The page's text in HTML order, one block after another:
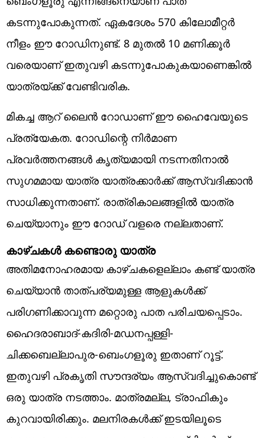
കടന്നുപോകുന്നത്. ഏകദേശം 570 കിലോമീറ്റര്‍
നീളം ഈ റോഡിനുണ്ട്. 8 മുതല്‍ 10 മണിക്കൂര്‍
വരെയാണ് ഇതുവഴി കടന്നുപോകുകയാണെങ്കില്‍
യാത്രയ്ക്ക് വേണ്ടിവരിക.
മികച്ച ആറ് ലൈന്‍ റോഡാണ് ഈ ഹൈവേയുടെ
പ്രത്യേകത. റോഡിന്റെ നിര്‍മാണ
പ്രവര്‍ത്തനങ്ങള്‍ കൃത്യമായി നടന്നതിനാല്‍
സുഗമമായ യാത്ര യാത്രക്കാര്‍ക്ക് ആസ്വദിക്കാന്‍
സാധിക്കുന്നതാണ്. രാത്രികാലങ്ങളില്‍ യാത്ര
ചെയ്യാനും ഈ റോഡ് വളരെ നല്ലതാണ്.
കാഴ്ചകള്‍ കണ്ടൊരു യാത്ര
അതിമനോഹരമായ കാഴ്ചകളെല്ലാം കണ്ട് യാത്ര
ചെയ്യാന്‍ താത്പര്യമുള്ള ആളുകള്‍ക്ക്
പരിഗണിക്കാവുന്ന മറ്റൊരു പാത പരിചയപ്പെടാം.
ഹൈദരാബാദ്-കദിരി-മഡനപ്പള്ളി-
ചിക്കബെല്ലാപുര-ബെംഗളൂരു ഇതാണ് റൂട്ട്.
ഇതുവഴി പ്രകൃതി സൗന്ദര്യം ആസ്വദിച്ചുകൊണ്ട്
ഒരു യാത്ര നടത്താം. മാത്രമല്ല, ട്രാഫികും
കുറവായിരിക്കും. മലനിരകള്‍ക്ക് ഇടയിലൂടെ